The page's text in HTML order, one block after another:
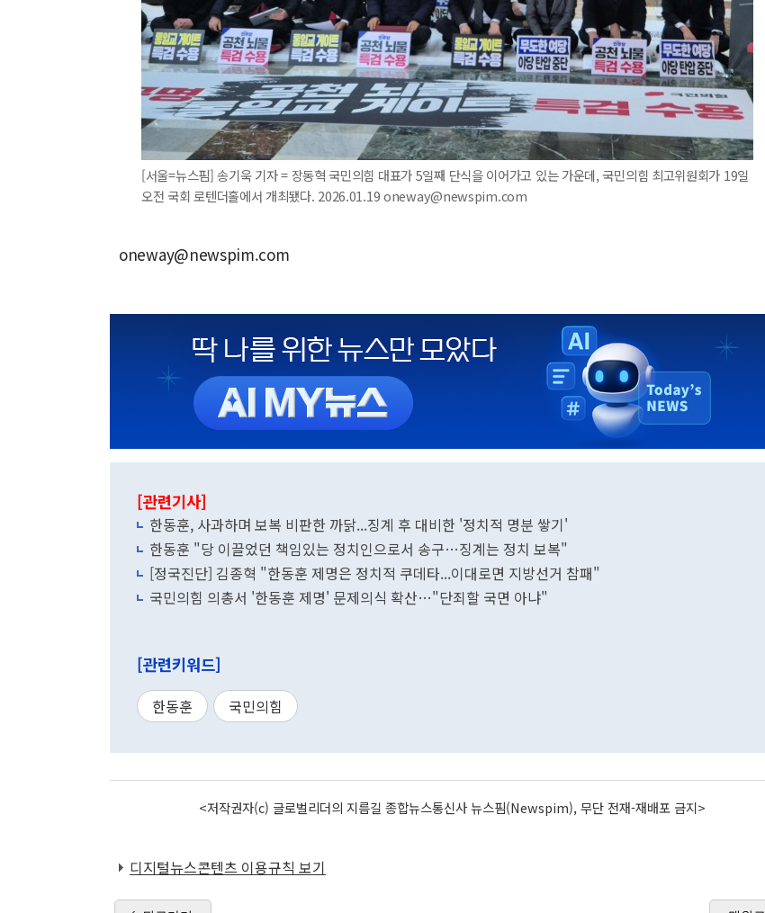
[서울=뉴스핌] 송기욱 기자 = 장동혁 국민의힘 대표가 5일째 단식을 이어가고 있는 가운데, 국민의힘 최고위원회가 19일
오전 국회 로텐더홀에서 개최됐다. 2026.01.19 oneway@newspim.com
oneway@newspim.com
[관련기사]
한동훈, 사과하며 보복 비판한 까닭...징계 후 대비한 '정치적 명분 쌓기'
한동훈 "당 이끌었던 책임있는 정치인으로서 송구…징계는 정치 보복"
[정국진단] 김종혁 "한동훈 제명은 정치적 쿠데타...이대로면 지방선거 참패"
국민의힘 의총서 '한동훈 제명' 문제의식 확산…"단죄할 국면 아냐"
[관련키워드]
한동훈 국민의힘
<저작권자(c) 글로벌리더의 지름길 종합뉴스통신사 뉴스핌(Newspim), 무단 전재-재배포 금지>
디지털뉴스콘텐츠 이용규칙 보기